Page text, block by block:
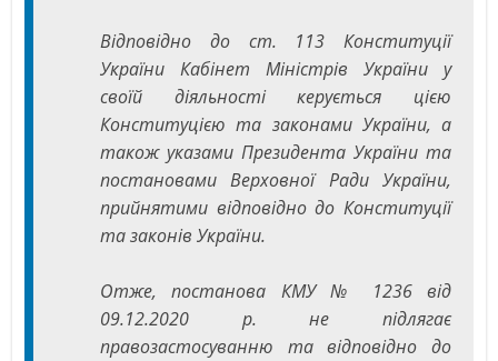
Відповідно до ст. 113 Конституції
України Кабінет Міністрів України у
своїй діяльності керується цією
Конституцією та законами України, а
також указами Президента України та
постановами Верховної Ради України,
прийнятими відповідно до Конституції
та законів України.
Отже, постанова КМУ № 1236 від
09.12.2020 р. не підлягає
правозастосуванню та відповідно до